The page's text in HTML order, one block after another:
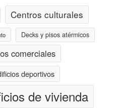
Centros culturales
Decks y pisos atérmicos
comerciales
deportivos
de vivienda